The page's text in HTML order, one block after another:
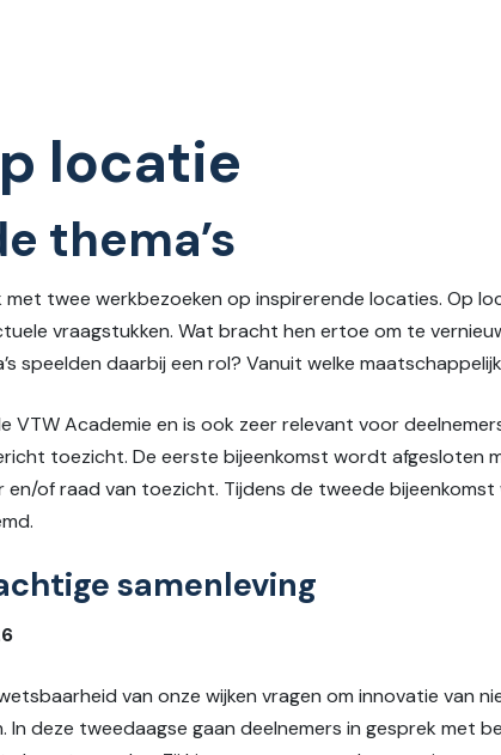
locatie
thema’s
met twee werkbezoeken op inspirerende locaties. Op
vraagstukken. Wat bracht hen ertoe om te
speelden daarbij een rol? Vanuit welke
VTW Academie en is ook zeer relevant voor
toezicht. De eerste bijeenkomst wordt afgesloten
of raad van toezicht. Tijdens de tweede
samenleving
van onze wijken vragen om innovatie van
In deze tweedaagse gaan deelnemers in gesprek met